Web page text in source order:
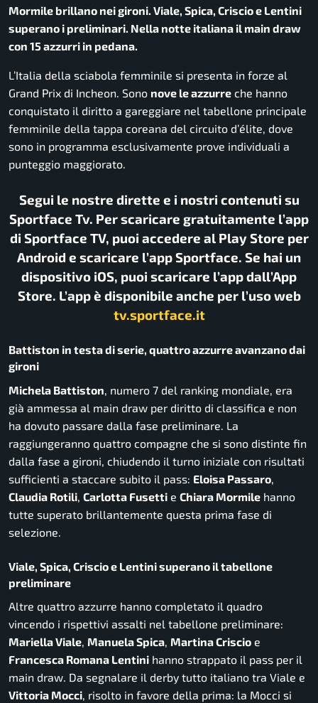
Mormile brillano nei gironi. Viale, Spica, Criscio e Lentini
superano i preliminari. Nella notte italiana il main draw
con 15 azzurri in pedana.
L’Italia della sciabola femminile si presenta in forze al
Grand Prix di Incheon. Sono nove le azzurre che hanno
conquistato il diritto a gareggiare nel tabellone principale
femminile della tappa coreana del circuito d’élite, dove
sono in programma esclusivamente prove individuali a
punteggio maggiorato.
Segui le nostre dirette e i nostri contenuti su
Sportface Tv. Per scaricare gratuitamente l’app
di Sportface TV, puoi accedere al Play Store per
Android e scaricare l’app Sportface. Se hai un
dispositivo iOS, puoi scaricare l’app dall’App
Store. L’app è disponibile anche per l’uso web
tv.sportface.it
Battiston in testa di serie, quattro azzurre avanzano dai
gironi
Michela Battiston , numero 7 del ranking mondiale, era
già ammessa al main draw per diritto di classifica e non
ha dovuto passare dalla fase preliminare. La
raggiungeranno quattro compagne che si sono distinte fin
dalla fase a gironi, chiudendo il turno iniziale con risultati
sufficienti a staccare subito il pass: Eloisa Passaro
Claudia Rotili Carlotta Fusetti e Chiara Mormile hanno
tutte superato brillantemente questa prima fase di
selezione.
Viale, Spica, Criscio e Lentini superano il tabellone
preliminare
Altre quattro azzurre hanno completato il quadro
vincendo i rispettivi assalti nel tabellone preliminare:
Mariella Viale, Manuela Spica, Martina Criscio e
Francesca Romana Lentini hanno strappato il pass per il
main draw. Da segnalare il derby tutto italiano tra Viale e
Vittoria Mocci, risolto in favore della prima: la Mocci si